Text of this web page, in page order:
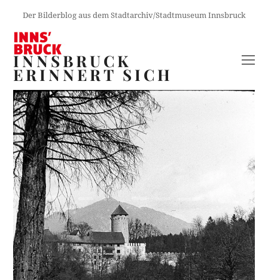
Der Bilderblog aus dem Stadtarchiv/Stadtmuseum Innsbruck
INNSBRUCK
ERINNERT SICH